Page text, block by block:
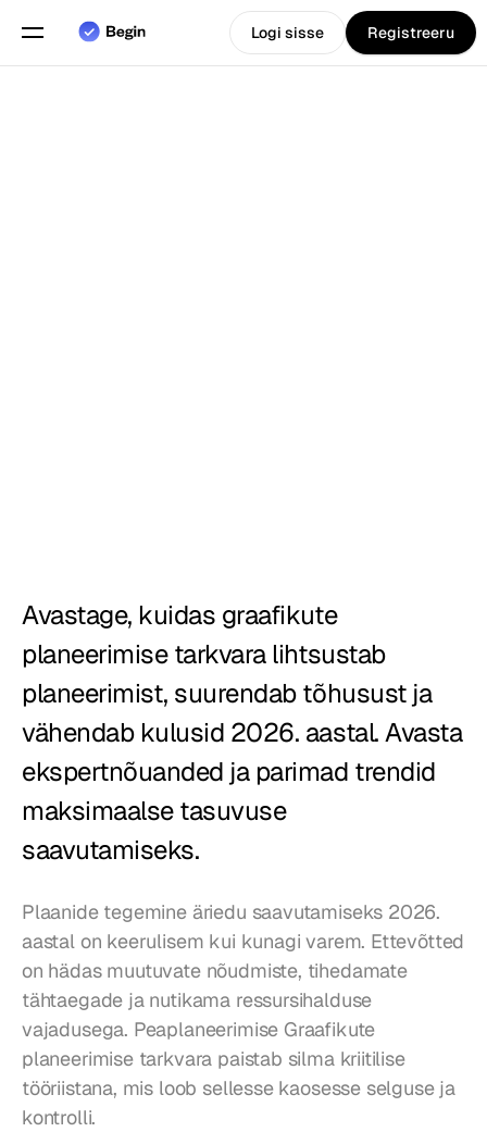
Pagariärid
Toitlustus
Hinnad
Logi sisse Registreeru
Avastage, kuidas graafikute
planeerimise tarkvara lihtsustab
planeerimist, suurendab tõhusust ja
vähendab kulusid 2026. aastal. Avasta
ekspertnõuanded ja parimad trendid
maksimaalse tasuvuse
saavutamiseks.
Plaanide tegemine äriedu saavutamiseks 2026.
aastal on keerulisem kui kunagi varem. Ettevõtted
on hädas muutuvate nõudmiste, tihedamate
tähtaegade ja nutikama ressursihalduse
vajadusega. Peaplaneerimise Graafikute
planeerimise tarkvara paistab silma kriitilise
tööriistana, mis loob sellesse kaosesse selguse ja
kontrolli.